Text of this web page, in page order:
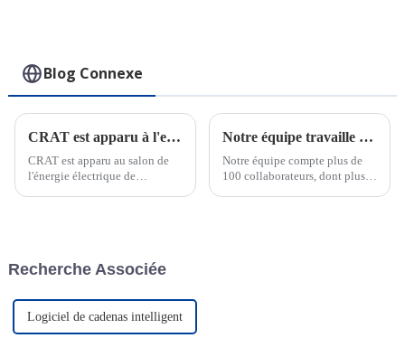
Blog Connexe
CRAT est apparu à l'exposition Power de la Foire de Canton
CRAT est apparu au salon de
l'énergie électrique de
IoT, CRAT a brillé lors de
Notre équipe travaille dur pour respecter les délais des commandes urgentes
Notre équipe compte plus de
100 collaborateurs, dont plus
Recherche Associée
Logiciel de cadenas intelligent